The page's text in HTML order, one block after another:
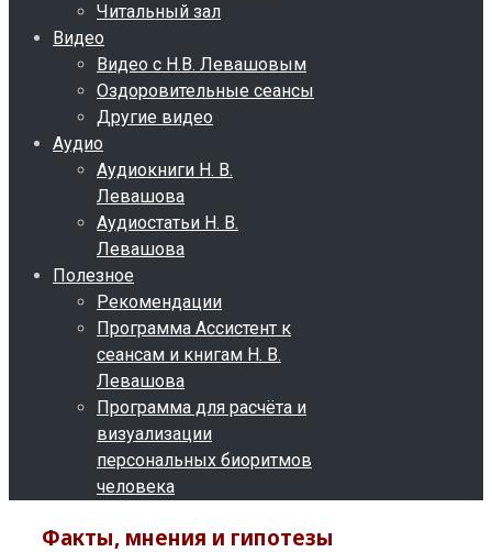
Читальный зал
Видео
Видео с Н.В. Левашовым
Оздоровительные сеансы
Другие видео
Аудио
Аудиокниги Н. В.
Левашова
Аудиостатьи Н. В.
Левашова
Полезное
Рекомендации
Программа Ассистент к
сеансам и книгам Н. В.
Левашова
Программа для расчёта и
визуализации
персональных биоритмов
человека
Факты, мнения и гипотезы